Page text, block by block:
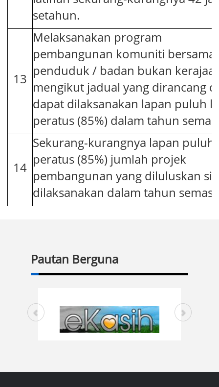
setahun.
13
Melaksanakan program
pembangunan komuniti bersama
penduduk / badan bukan
mengikut jadual yang dirancang
dapat dilaksanakan lapan puluh
peratus (85%) dalam tahun
14
Sekurang-kurangnya lapan puluh
peratus (85%) jumlah projek
pembangunan yang diluluskan
dilaksanakan dalam tahun
Pautan Berguna